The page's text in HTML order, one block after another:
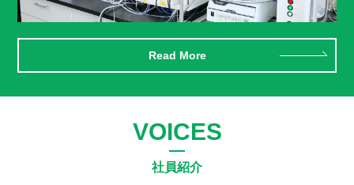
Read More
VOICES
社員紹介